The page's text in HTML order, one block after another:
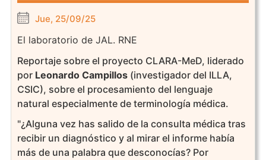
Jue, 25/09/25
El laboratorio de JAL. RNE
Reportaje sobre el proyecto CLARA-MeD, liderado
por Leonardo Campillos (investigador del ILLA,
CSIC), sobre el procesamiento del lenguaje
natural especialmente de terminología médica.
"¿Alguna vez has salido de la consulta médica tras
recibir un diagnóstico y al mirar el informe había
más de una palabra que desconocías? Por